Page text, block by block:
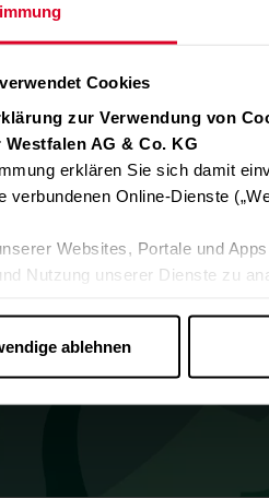
Cookies
zur Verwendung von
AG & Co. KG
erklären Sie sich damit
verbundenen Online-Dienste
Websites, Portale und
Nutzung unserer Dienste zu
gilt für alle Online-Dienste der
wird
ablehnen